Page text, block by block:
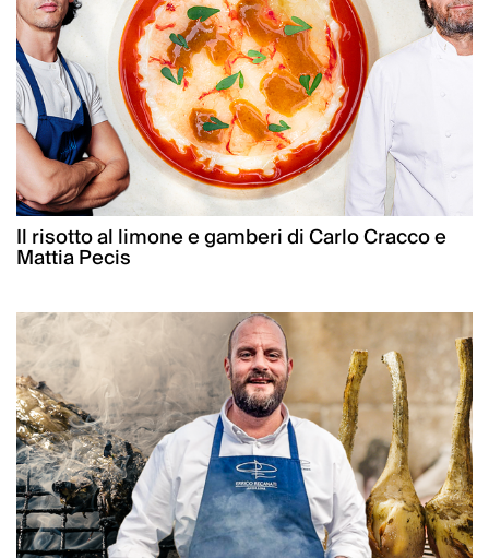
Il risotto al limone e gamberi di Carlo Cracco e
Mattia Pecis